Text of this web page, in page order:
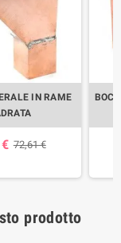
IN RAME
72,61 €
prodotto